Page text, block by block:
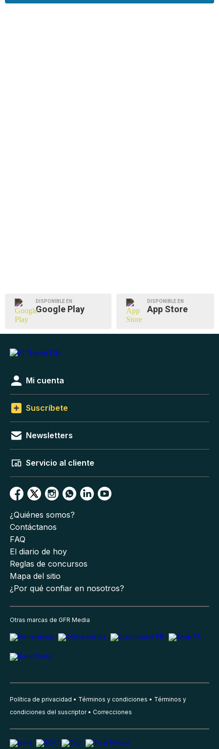
DISPONIBLE EN
Google Play
DISPONIBLE EN
App Store
Mi cuenta
Suscríbete
Newsletters
Servicio al cliente
¿Quiénes somos?
Contáctanos
FAQ
El diario de hoy
Reglas de concursos
Mapa del sitio
¿Por qué confiar en nosotros?
Otras marcas de GFR Media
Política de privacidad Términos y condiciones
Términos y
condiciones del suscriptor
Correcciones